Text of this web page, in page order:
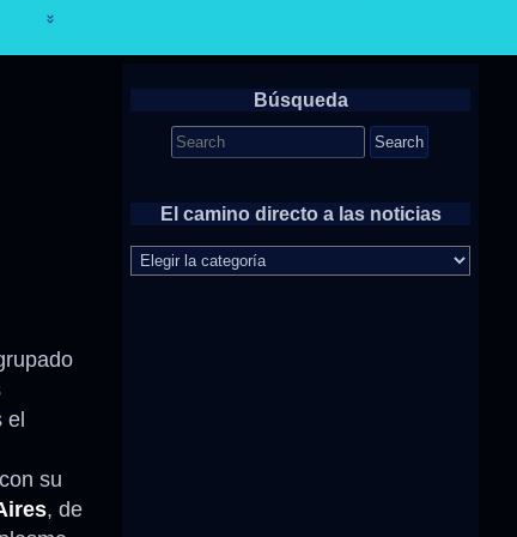
su
, de
Búsqueda
Search
for:
El camino directo a las noticias
El
camino